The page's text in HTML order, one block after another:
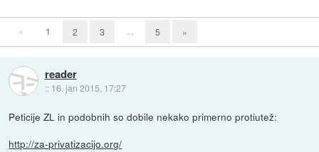
« 1 2 3 ... 5 »
reader
:: 16. jan 2015, 17:27
Peticije ZL in podobnih so dobile nekako primerno protiutež:
http://za-privatizacijo.org/